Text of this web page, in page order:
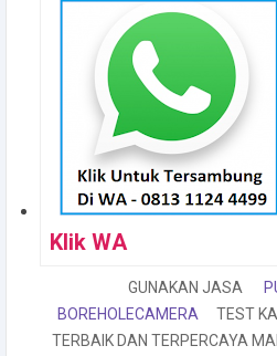
Klik WA
GUNAKAN JASA
BOREHOLECAMERA
TEST
TERBAIK DAN TERPERCAYA